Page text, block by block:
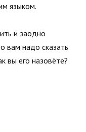
языком.
и заодно
вам надо сказать
вы его назовёте?